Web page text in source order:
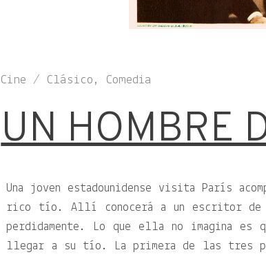
Cine / Clásico, Comedia
UN HOMBRE
Una joven estadounidense visita París
rico tío. Allí conocerá a un escritor de
perdidamente. Lo que ella no imagina
llegar a su tío. La primera de las tres